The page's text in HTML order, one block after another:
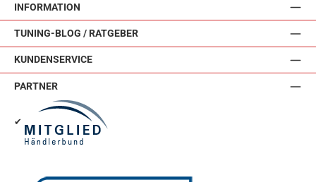
INFORMATION
TUNING-BLOG / RATGEBER
KUNDENSERVICE
PARTNER
✔